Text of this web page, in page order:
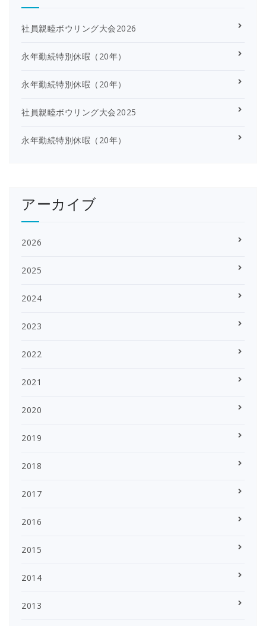
社員親睦ボウリング大会2026
永年勤続特別休暇（20年）
永年勤続特別休暇（20年）
社員親睦ボウリング大会2025
永年勤続特別休暇（20年）
アーカイブ
2026
2025
2024
2023
2022
2021
2020
2019
2018
2017
2016
2015
2014
2013